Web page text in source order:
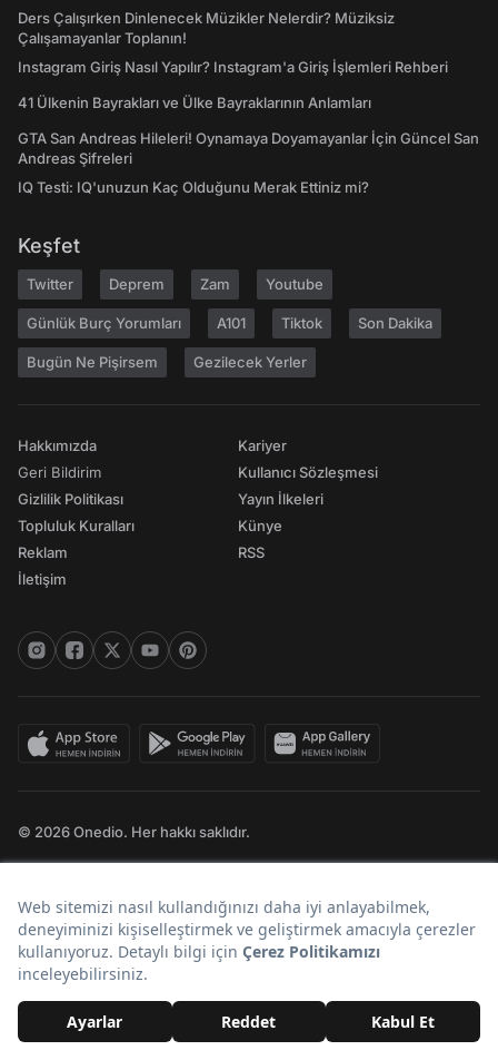
Ders Çalışırken Dinlenecek Müzikler Nelerdir? Müziksiz
Çalışamayanlar Toplanın!
Instagram Giriş Nasıl Yapılır? Instagram'a Giriş İşlemleri Rehberi
41 Ülkenin Bayrakları ve Ülke Bayraklarının Anlamları
GTA San Andreas Hileleri! Oynamaya Doyamayanlar İçin Güncel San
Andreas Şifreleri
IQ Testi: IQ'unuzun Kaç Olduğunu Merak Ettiniz mi?
Keşfet
Twitter Deprem Zam Youtube
Günlük Burç Yorumları A101 Tiktok Son Dakika
Bugün Ne Pişirsem Gezilecek Yerler
Hakkımızda
Geri Bildirim
Gizlilik Politikası
Topluluk Kuralları
Reklam
İletişim
Kariyer
Kullanıcı Sözleşmesi
Yayın İlkeleri
Künye
RSS
© 2026 Onedio. Her hakkı saklıdır.
Bir markasıdır.